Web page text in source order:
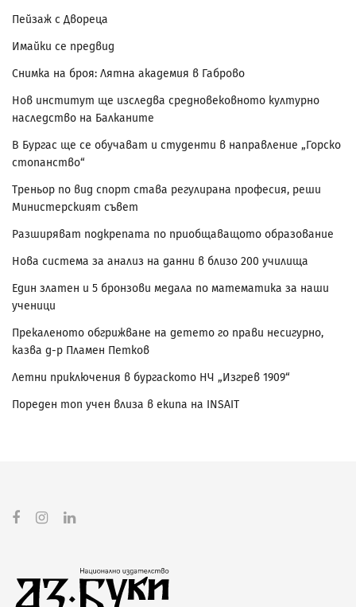
Пейзаж с Двореца
Имайки се предвид
Снимка на броя: Лятна академия в Габрово
Нов институт ще изследва средновековното културно
наследство на Балканите
В Бургас ще се обучават и студенти в направление „Горско
стопанство“
Треньор по вид спорт става регулирана професия, реши
Министерският съвет
Разширяват подкрепата по приобщаващото образование
Нова система за анализ на данни в близо 200 училища
Един златен и 5 бронзови медала по математика за наши
ученици
Прекаленото обгрижване на детето го прави несигурно,
казва д-р Пламен Петков
Летни приключения в бургаското НЧ „Изгрев 1909“
Пореден топ учен влиза в екипа на INSAIT